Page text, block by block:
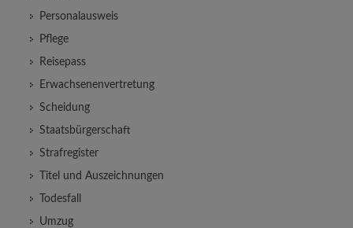
Personalausweis
Pflege
Reisepass
Erwachsenenvertretung
Scheidung
Staatsbürgerschaft
Strafregister
Titel und Auszeichnungen
Todesfall
Umzug